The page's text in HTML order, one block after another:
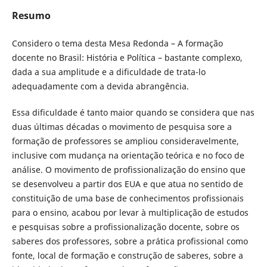
Resumo
Considero o tema desta Mesa Redonda – A formação
docente no Brasil: História e Política – bastante complexo,
dada a sua amplitude e a dificuldade de trata-lo
adequadamente com a devida abrangência.
Essa dificuldade é tanto maior quando se considera que nas
duas últimas décadas o movimento de pesquisa sore a
formação de professores se ampliou consideravelmente,
inclusive com mudança na orientação teórica e no foco de
análise. O movimento de profissionalização do ensino que
se desenvolveu a partir dos EUA e que atua no sentido de
constituição de uma base de conhecimentos profissionais
para o ensino, acabou por levar à multiplicação de estudos
e pesquisas sobre a profissionalização docente, sobre os
saberes dos professores, sobre a prática profissional como
fonte, local de formação e construção de saberes, sobre a